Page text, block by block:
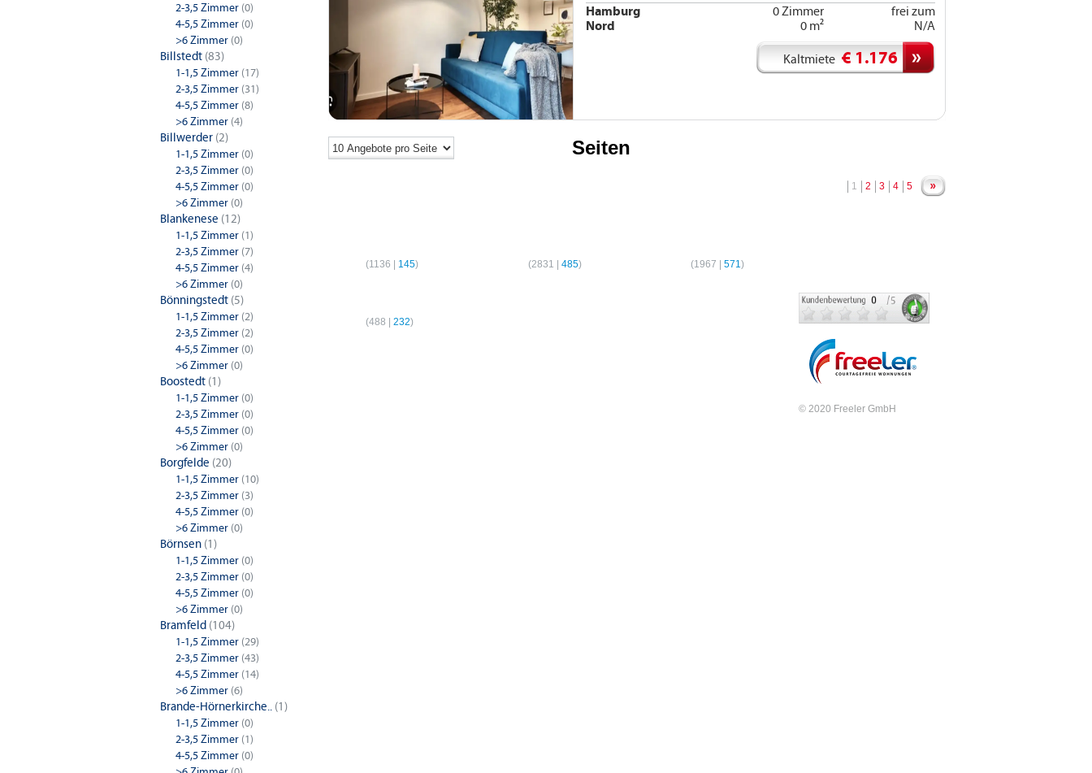
2-3,5 Zimmer (0)
4-5,5 Zimmer (0)
>6 Zimmer (0)
Billstedt (83)
1-1,5 Zimmer (17)
2-3,5 Zimmer (31)
4-5,5 Zimmer (8)
>6 Zimmer (4)
Billwerder (2)
1-1,5 Zimmer (0)
2-3,5 Zimmer (0)
4-5,5 Zimmer (0)
>6 Zimmer (0)
Blankenese (12)
1-1,5 Zimmer (1)
2-3,5 Zimmer (7)
4-5,5 Zimmer (4)
>6 Zimmer (0)
Bönningstedt (5)
1-1,5 Zimmer (2)
2-3,5 Zimmer (2)
4-5,5 Zimmer (0)
>6 Zimmer (0)
Boostedt (1)
1-1,5 Zimmer (0)
2-3,5 Zimmer (0)
4-5,5 Zimmer (0)
>6 Zimmer (0)
Borgfelde (20)
1-1,5 Zimmer (10)
2-3,5 Zimmer (3)
4-5,5 Zimmer (0)
>6 Zimmer (0)
Börnsen (1)
1-1,5 Zimmer (0)
2-3,5 Zimmer (0)
4-5,5 Zimmer (0)
>6 Zimmer (0)
Bramfeld (104)
1-1,5 Zimmer (29)
2-3,5 Zimmer (43)
4-5,5 Zimmer (14)
>6 Zimmer (6)
Brande-Hörnerkirche.. (1)
1-1,5 Zimmer (0)
2-3,5 Zimmer (1)
4-5,5 Zimmer (0)
Hamburg 0 Zimmer
frei zum
Nord
0 m² N/A
Kaltmiete € 1.176
Seiten
1 2 3 4 5
(1136 145) (2831 485) (1967 571)
(488 232)
© 2020 Freeler GmbH